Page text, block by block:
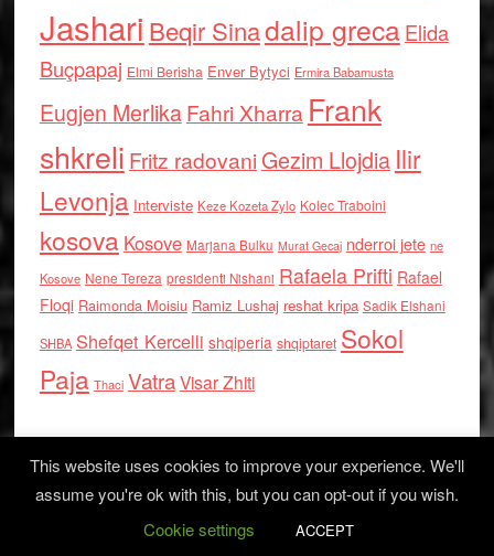
Jashari Beqir Sinadalip grecaElida
Buçpapaj Elmi Berisha Enver Bytyci Ermira Babamusta
Eugjen MerlikaFahri Xharra Frank
shkreli Fritz radovaniGezim Llojdia Ilir
Levonja Interviste Keze Kozeta Zylo Kolec Traboini
kosova Kosove Marjana Bulku Murat Gecaj nderroi jete ne
Kosove Nene Tereza presidenti Nishani Rafaela Prifti Rafael
Floqi Raimonda Moisiu Ramiz Lushaj reshat kripa Sadik Elshani
SHBA Shefqet Kercelli shqiperia shqiptaret Sokol
Paja Thaci VatraVisar Zhiti
Log in
This website uses cookies to improve your experience. We'll
assume you're ok with this, but you can opt-out if you wish.
Cookie settings
ACCEPT